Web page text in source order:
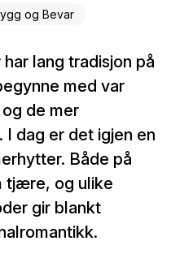
og Bevar
lang tradisjon på
med var
de mer
dag er det igjen en
Både på
tjære, og ulike
gir blankt